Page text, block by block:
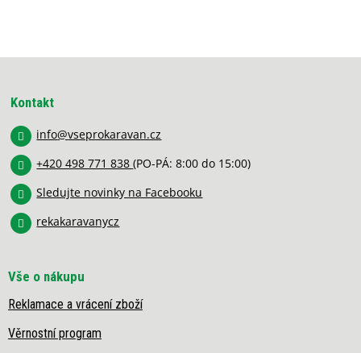
Kontakt
info@vseprokaravan.cz
+420 498 771 838(PO-PÁ: 8:00 do 15:00)
Sledujte novinky na Facebooku
rekakaravanycz
Vše o nákupu
Reklamace a vrácení zboží
Věrnostní program